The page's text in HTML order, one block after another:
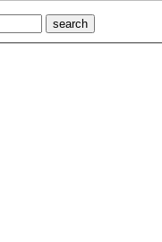
search